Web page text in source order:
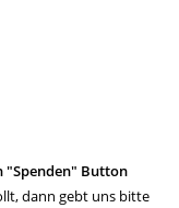
"Spenden" Button
dann gebt uns bitte